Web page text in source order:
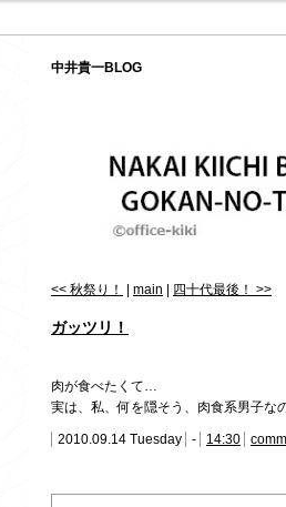
中井貴一BLOG
<< 秋祭り！ main 四十代最後！ >>
ガッツリ！
肉が食べたくて…
実は、私、何を隠そう、肉食系男子な
2010.09.14 Tuesday - 14:30